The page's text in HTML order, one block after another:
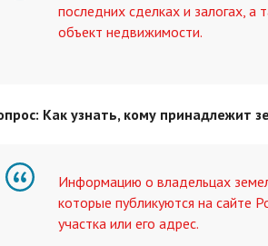
последних сделках и залогах, а
объект недвижимости.
Как узнать, кому принадлежит
Информацию о владельцах
которые публикуются на сайте
участка или его адрес.